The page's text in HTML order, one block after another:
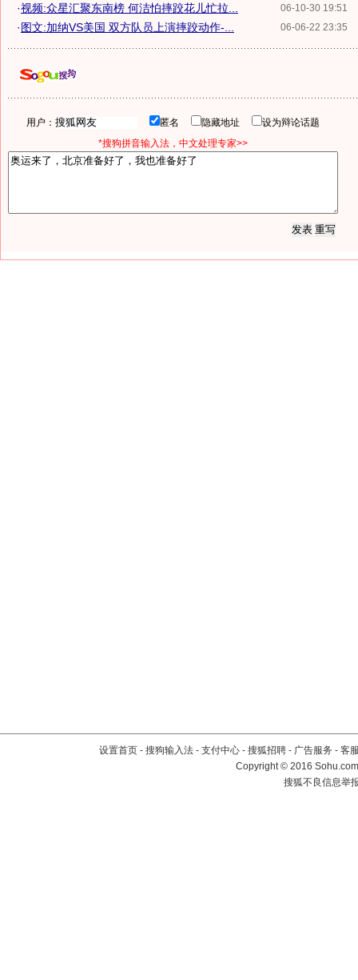
06-10-30 19:51
·视频:众星汇聚东南榜 何洁怕摔跤花儿忙拉...
06-06-22 23:35
·图文:加纳VS美国 双方队员上演摔跤动作-...
用户： 匿名 隐藏地址
设为辩论话题
*搜狗拼音输入法，中文处理专家>>
设置首页 - 搜狗输入法 - 支付中心 - 搜狐招聘 - 广告服务 - 客
Copyright©2016
搜狐不良信息举